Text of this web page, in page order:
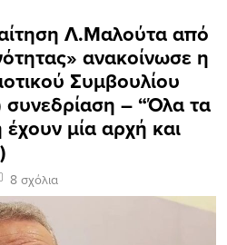
Λ.Μαλούτα από
ανακοίνωσε η
Συμβουλίου
– “Όλα τα
μία αρχή και
8 σχόλια